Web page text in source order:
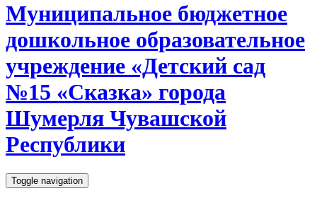
Муниципальное бюджетное
дошкольное образовательное
учреждение «Детский сад
№15 «Сказка» города
Шумерля Чувашской
Республики
Toggle navigation